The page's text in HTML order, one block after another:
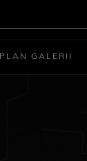
PLAN GALERII